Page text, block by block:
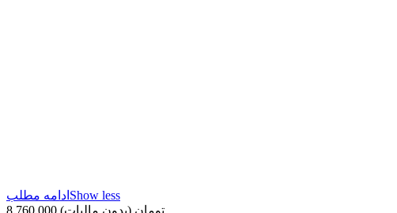
ادامه مطلب Show less
8,760,000 تومان (بدون مالیات)